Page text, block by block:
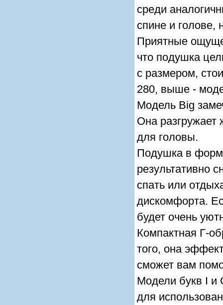
среди
спине и
Приятные
что подушка
с размером,
280, выше -
Модель Big
Она разгружает
для головы.
Подушка в
результативно
спать или
дискомфорта.
будет очень
Компактная Г-
того, она
сможет вам
Модели букв I и
для